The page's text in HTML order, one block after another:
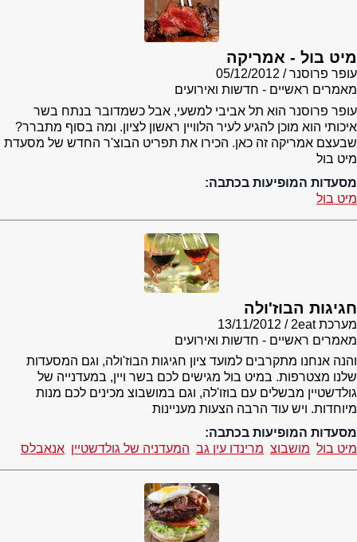
מיט בול - אמריקה
עופר פרוסנר
05/12/2012
מאמרים ראשיים - חדשות ואירועים
עופר פרוסנר הוא תל אביבי למשעי, אבל כשמדובר בנתח בשר
איכותי הוא מוכן להגיע לעיר הלוויין ראשון לציון. ומה בסוף מתברר?
שבעצם אמריקה זה כאן. הכירו את תפריט הבוצ'ר החדש של מסעדת
מיט בול
מסעדות המופיעות בכתבה:
מיט בול
חגיגות הבוז'ולה
מערכת 2eat
13/11/2012
מאמרים ראשיים - חדשות ואירועים
והנה אנחנו מתקרבים למועד ציון חגיגות הבוז'ולה, וגם המסעדות
שלנו מצטרפות. במיט בול מגישים לכם בשר ויין, במעדנייה של
גולדשטיין מבשלים עם בוזו'לה, וגם במושבוצ מכינים לכם מנות
מיוחדות. ויש עוד הרבה הצעות מעניינות
מסעדות המופיעות בכתבה:
מיט בול מושבוצ מרינדו עין גב המעדניה של גולדשטיין אנאבלס